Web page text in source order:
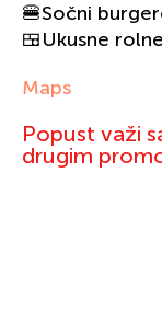
🍔Sočni
🍱Ukusne rolne
Maps
Popust važi
drugim